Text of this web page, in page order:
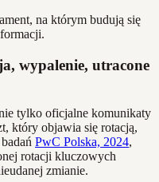
na którym budują się
wypalenie, utracone
tylko oficjalne komunikaty
który objawia się rotacją,
PwC Polska, 2024,
rotacji kluczowych
zmianie.